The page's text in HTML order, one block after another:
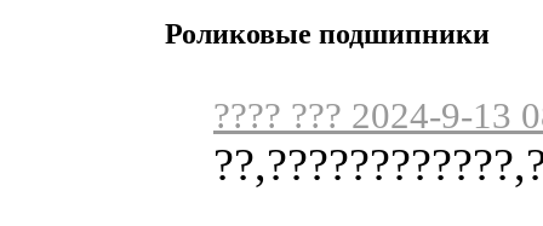
Роликовые подшипники
???? ??? 2024-9-13